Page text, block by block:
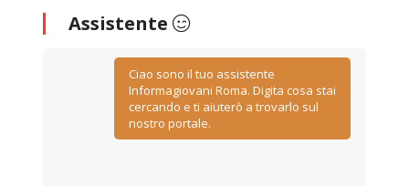
Assistente
Ciao sono il tuo assistente
Informagiovani Roma. Digita cosa stai
cercando e ti aiuterò a trovarlo sul
nostro portale.